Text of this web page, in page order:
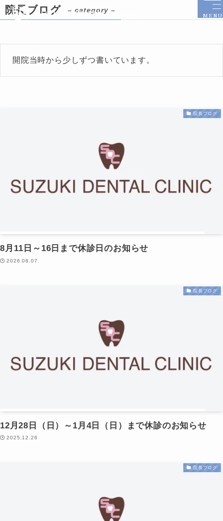
MENU
院長ブログ – category –
開院当時から少しずつ書いています。
院長ブログ
8月11日～16日まで休診日のお知らせ
2026.08.07
院長ブログ
12月28日（日）～1月4日（日）まで休診のお知らせ
2025.12.26
院長ブログ